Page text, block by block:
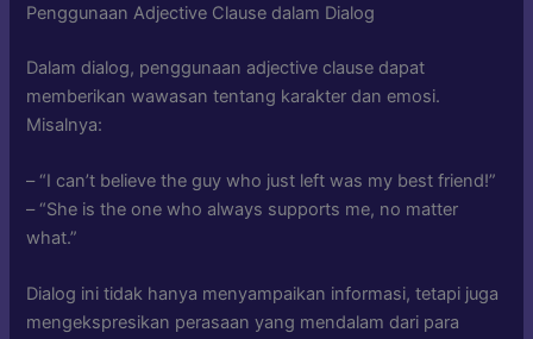
Penggunaan Adjective Clause dalam Dialog
Dalam dialog, penggunaan adjective clause dapat
memberikan wawasan tentang karakter dan emosi.
Misalnya:
– “I can’t believe the guy who just left was my best friend!”
– “She is the one who always supports me, no matter
what.”
Dialog ini tidak hanya menyampaikan informasi, tetapi juga
mengekspresikan perasaan yang mendalam dari para